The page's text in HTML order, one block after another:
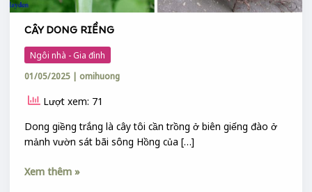
CÂY DONG RIỀNG
Ngôi nhà - Gia đình
01/05/2025 | omihuong
Lượt xem: 71
Dong giềng trắng là cây tôi cần trồng ở biên giếng đào ở
mảnh vườn sát bãi sông Hồng của […]
Xem thêm »